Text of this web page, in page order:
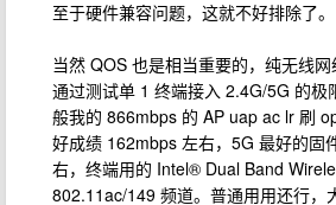
至于硬件兼容问题，这就不好排除了。
当然 QOS 也是相当重要的，纯无线
通过测试单 1 终端接入 2.4G/5G 的极
般我的 866mbps 的 AP uap ac lr 刷
好成绩 162mbps 左右，5G 最好的固
右，终端用的 Intel® Dual Band
802.11ac/149 频道。普通用用还行，